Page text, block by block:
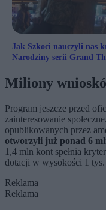
Jak Szkoci nauczyli nas
Narodziny serii Grand
Miliony
Program jeszcze przed
zainteresowanie
opublikowanych przez
otworzyli już ponad 6
1,4 mln kont spełnia
dotacji w wysokości 1
Reklama
Reklama